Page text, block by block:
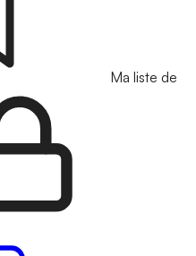
Ma liste de